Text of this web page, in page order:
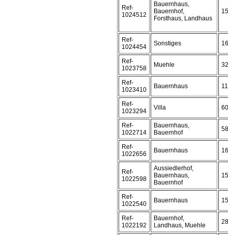
Ref-
1024512
Bauernhaus,
Bauernhof,
Forsthaus, Landhaus
Ref-
1024454
Sonstiges
Ref-
1023758
Muehle
Ref-
1023410
Bauernhaus
Ref-
1023294
Villa
Ref-
1022714
Bauernhaus,
Bauernhof
Ref-
1022656
Bauernhaus
Ref-
1022598
Aussiedlerhof,
Bauernhaus,
Bauernhof
Ref-
1022540
Bauernhaus
Ref-
1022192
Bauernhof,
Landhaus, Muehle